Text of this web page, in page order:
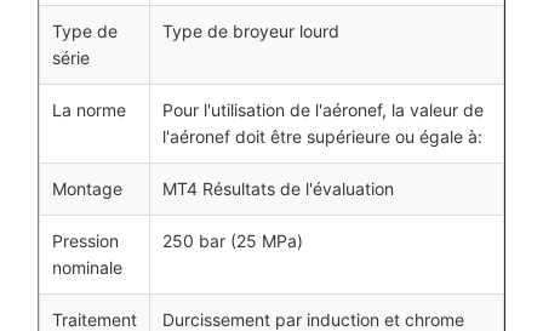
Type de
série
Type de broyeur lourd
La norme
Pour l'utilisation de l'aéronef, la valeur de
l'aéronef doit être supérieure ou égale à:
Montage MT4 Résultats de l'évaluation
Pression
nominale
250 bar (25 MPa)
Traitement
Durcissement par induction et chrome